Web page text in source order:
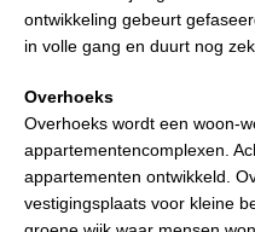
ontwikkeling gebeurt
in volle gang en duurt nog
Overhoeks
Overhoeks wordt een woon-
appartementencomplexen.
appartementen ontwikkeld.
vestigingsplaats voor kleine